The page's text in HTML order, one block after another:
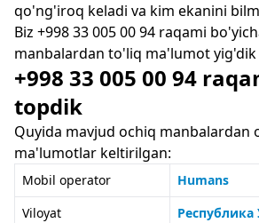
qo'ng'iroq keladi va kim ekanini
Biz +998 33 005 00 94 raqami
manbalardan to'liq ma'lumot yig'dik
+998 33 005 00 94
topdik
Quyida mavjud ochiq manbalardan
ma'lumotlar keltirilgan:
Mobil operator
Humans
Viloyat
Республика